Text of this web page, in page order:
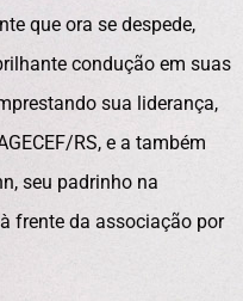
que ora se despede,
condução em suas
sua liderança,
RS, e a também
seu padrinho na
frente da associação por